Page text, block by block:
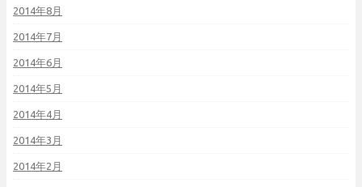
2014年8月
2014年7月
2014年6月
2014年5月
2014年4月
2014年3月
2014年2月